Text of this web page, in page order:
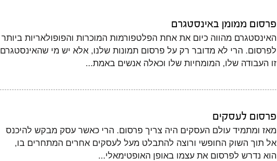
פרסום ממומן באינסטגרם
האינסטגרם מהווה כיום את אחת הפלטפורמות המוכרות והפופולאריות ביותר
לפרסום. הרי לא מדובר רק על פרסום תמונות שלנו, אלא יש מי שהאינסטגרם
זו העבודה שלו, המומחיות שלו וכאלה אנשים באמת...
פרסום לעסקים
מאז ומתמיד עולם העסקים היה צריך פרסום. הרי כאשר עסק מבקש להיכנס
אל תוך השוק החופשי ורוצה להתבלט מעל לעסקים אחרים המתחרים בו,
הוא נדרש לפרסום את עצמו באופן האופטימאלי...